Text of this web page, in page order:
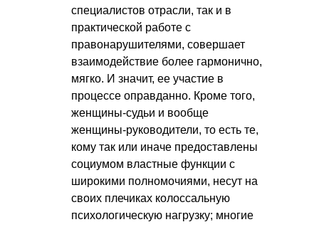
специалистов отрасли, так и в
практической работе с
правонарушителями, совершает
взаимодействие более гармонично,
мягко. И значит, ее участие в
процессе оправданно. Кроме того,
женщины-судьи и вообще
женщины-руководители, то есть те,
кому так или иначе предоставлены
социумом властные функции с
широкими полномочиями, несут на
своих плечиках колоссальную
психологическую нагрузку; многие